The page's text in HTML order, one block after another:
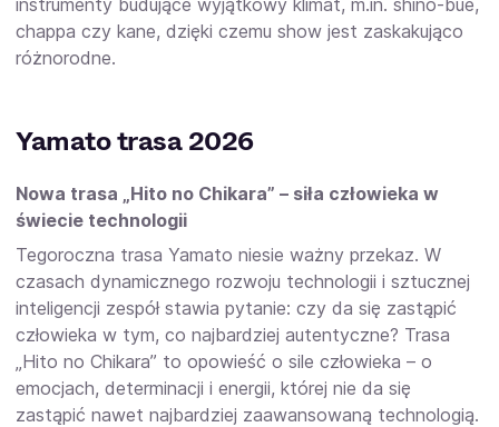
chappa czy kane, dzięki czemu show jest zaskakująco
różnorodne.
Yamato trasa 2026
Nowa trasa „Hito no Chikara” – siła człowieka w
świecie technologii
Tegoroczna trasa Yamato niesie ważny przekaz. W
czasach dynamicznego rozwoju technologii i sztucznej
inteligencji zespół stawia pytanie: czy da się zastąpić
człowieka w tym, co najbardziej autentyczne? Trasa
„Hito no Chikara” to opowieść o sile człowieka – o
emocjach, determinacji i energii, której nie da się
zastąpić nawet najbardziej zaawansowaną technologią.